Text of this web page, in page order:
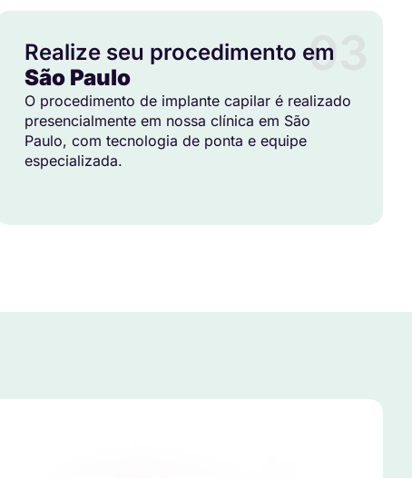
03
Realize seu procedimento em
São Paulo
O procedimento de implante capilar é realizado
presencialmente em nossa clínica em São
Paulo, com tecnologia de ponta e equipe
especializada.